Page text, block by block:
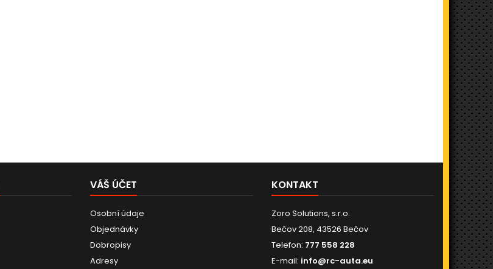
VÁŠ ÚČET
Osobní údaje
Objednávky
Dobropisy
Adresy
KONTAKT
Zoro Solutions, s.r.o.
Bečov 208, 43526 Bečov
Telefon: 777 558 228
E-mail: info@rc-auta.eu